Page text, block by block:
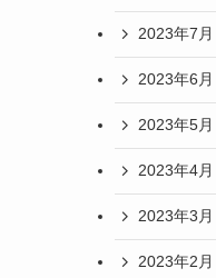
2023年7月
2023年6月
2023年5月
2023年4月
2023年3月
2023年2月